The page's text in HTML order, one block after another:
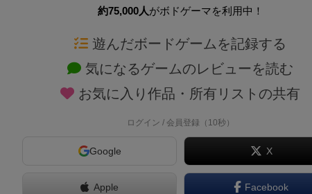
商品名、商品説明文、デザイナー名、テーマ名、メカニクス名を対象にフリー
ゲームデザイナー名を指定して
ゲームデザイナー
対象年齢を指定します。 世界観や登場
テーマ/フレーバ
約75,000人がボドゲーマを利用中！
遊んだボードゲームを記録する
気になるゲームのレビューを読む
お気に入り作品・所有リストの共有
ログイン / 会員登録（10秒）
Google X
Apple Facebook